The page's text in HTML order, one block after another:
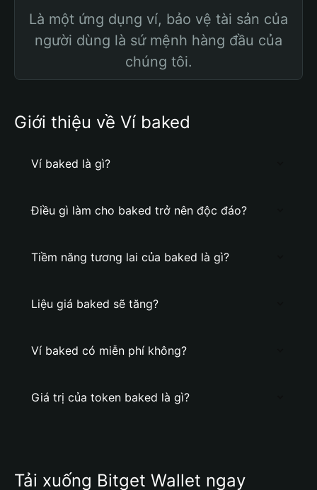
Là một ứng dụng ví, bảo vệ tài sản của
người dùng là sứ mệnh hàng đầu của
chúng tôi.
Giới thiệu về Ví baked
Ví baked là gì?
Điều gì làm cho baked trở nên độc đáo?
Tiềm năng tương lai của baked là gì?
Liệu giá baked sẽ tăng?
Ví baked có miễn phí không?
Giá trị của token baked là gì?
Tải xuống Bitget Wallet ngay